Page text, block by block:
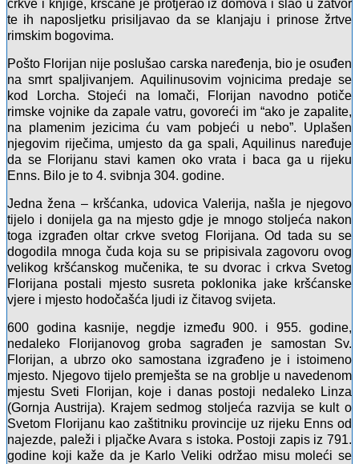
crkve i knjige, kršćane je protjerao iz domova i slao u zatvor
te ih naposljetku prisiljavao da se klanjaju i prinose žrtve
rimskim bogovima.
Pošto Florijan nije poslušao carska naređenja, bio je osuđen
na smrt spaljivanjem. Aquilinusovim vojnicima predaje se
kod Lorcha. Stojeći na lomači, Florijan navodno potiče
rimske vojnike da zapale vatru, govoreći im “ako je zapalite,
na plamenim jezicima ću vam pobjeći u nebo”. Uplašen
njegovim riječima, umjesto da ga spali, Aquilinus naređuje
da se Florijanu stavi kamen oko vrata i baca ga u rijeku
Enns. Bilo je to 4. svibnja 304. godine.
Jedna žena – kršćanka, udovica Valerija, našla je njegovo
tijelo i donijela ga na mjesto gdje je mnogo stoljeća nakon
toga izgrađen oltar crkve svetog Florijana. Od tada su se
dogodila mnoga čuda koja su se pripisivala zagovoru ovog
velikog kršćanskog mučenika, te su dvorac i crkva Svetog
Florijana postali mjesto susreta poklonika jake kršćanske
vjere i mjesto hodočašća ljudi iz čitavog svijeta.
600 godina kasnije, negdje između 900. i 955. godine,
nedaleko Florijanovog groba sagrađen je samostan Sv.
Florijan, a ubrzo oko samostana izgrađeno je i istoimeno
mjesto. Njegovo tijelo premješta se na groblje u navedenom
mjestu Sveti Florijan, koje i danas postoji nedaleko Linza
(Gornja Austrija). Krajem sedmog stoljeća razvija se kult o
Svetom Florijanu kao zaštitniku provincije uz rijeku Enns od
najezde, paleži i pljačke Avara s istoka. Postoji zapis iz 791.
godine koji kaže da je Karlo Veliki održao misu moleći se